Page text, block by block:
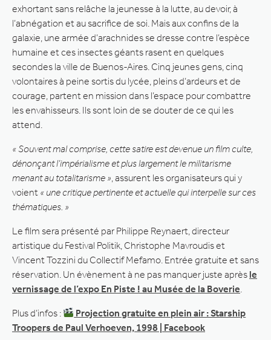
exhortant sans relâche la jeunesse à la lutte, au devoir, à
l’abnégation et au sacrifice de soi. Mais aux confins de la
galaxie, une armée d’arachnides se dresse contre l’espèce
humaine et ces insectes géants rasent en quelques
secondes la ville de Buenos-Aires. Cinq jeunes gens, cinq
volontaires à peine sortis du lycée, pleins d’ardeurs et de
courage, partent en mission dans l’espace pour combattre
les envahisseurs. Ils sont loin de se douter de ce qui les
attend.
« Souvent mal comprise, cette satire est devenue un film culte,
dénonçant l’impérialisme et plus largement le militarisme
menant au totalitarisme » , assurent les organisateurs qui y
voient « une critique pertinente et actuelle qui interpelle sur ces
thématiques. »
Le film sera présenté par Philippe Reynaert, directeur
artistique du Festival Politik, Christophe Mavroudis et
Vincent Tozzini du Collectif Mefamo. Entrée gratuite et sans
réservation. Un évènement à ne pas manquer juste après le
vernissage de l’expo En Piste ! au Musée de la Boverie
Plus d’infos :
Projection gratuite en plein air : Starship
Troopers de Paul Verhoeven, 1998 | Facebook